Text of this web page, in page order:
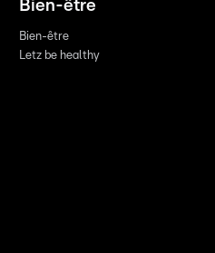
Bien-être
Bien-être
Letz be healthy